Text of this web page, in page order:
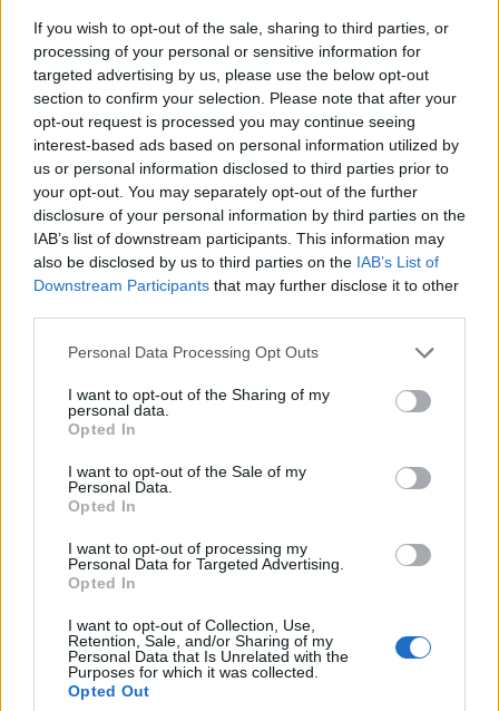
If you wish to opt-out of the sale, sharing to third parties, or
processing of your personal or sensitive information for
targeted advertising by us, please use the below opt-out
section to confirm your selection. Please note that after your
opt-out request is processed you may continue seeing
interest-based ads based on personal information utilized by
us or personal information disclosed to third parties prior to
your opt-out. You may separately opt-out of the further
disclosure of your personal information by third parties on the
IAB’s list of downstream participants. This information may
also be disclosed by us to third parties on the IAB’s List of
Downstream Participants that may further disclose it to other
Personal Data Processing Opt Outs
I want to opt-out of the Sharing of my
personal data.
Opted In
I want to opt-out of the Sale of my
Personal Data.
Opted In
I want to opt-out of processing my
Personal Data for Targeted Advertising.
Opted In
I want to opt-out of Collection, Use,
Retention, Sale, and/or Sharing of my
Personal Data that Is Unrelated with the
Purposes for which it was collected.
Opted Out
Oktatás és nevelés területén dolgozom, de minden
szabadidőmben írok. Szeretek belesni a hétköznapok függönye
mögé és közben keresem az embert, a nőt a jól legyártott álarcok
mögött. Néha meséket is írok, de gyakrabban novellákat,
cikkeket és apró vicces történeteket.
KAPCSOLÓDÓ CIKKEK TÖBB A SZERZŐTŐL
Minka 14. rész
Minka 13. rész
Halál a Tresco-szigeten – A Josh
HOZZÁSZÓLOK A CIKKHEZ